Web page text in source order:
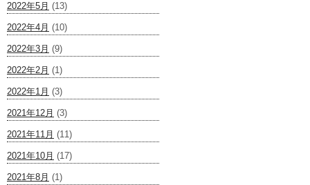
2022年5月 (13)
2022年4月 (10)
2022年3月 (9)
2022年2月 (1)
2022年1月 (3)
2021年12月 (3)
2021年11月 (11)
2021年10月 (17)
2021年8月 (1)